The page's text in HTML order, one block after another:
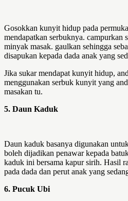
Gosokkan kunyit hidup pada
mendapatkan serbuknya. campurkan
minyak masak. gaulkan sehingga
disapukan kepada dada anak yang
Jika sukar mendapat kunyit hidup,
menggunakan serbuk kunyit yang
masakan tu.
5. Daun Kaduk
Daun kaduk basanya digunakan
boleh dijadikan penawar kepada
kaduk ini bersama kapur sirih. Hasil
pada dada dan perut anak yang
6. Pucuk Ubi